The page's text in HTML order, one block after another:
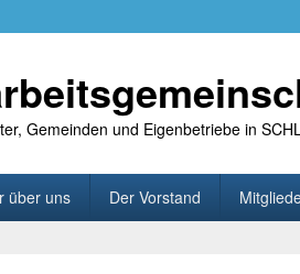
Gemeinden und Eigenbetriebe in
über uns Der Vorstand